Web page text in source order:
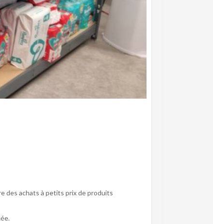
des achats à petits prix de produits